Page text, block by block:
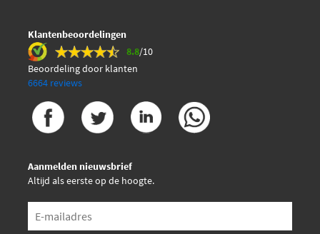
Klantenbeoordelingen
8.8/10
Beoordeling door klanten
6664 reviews
Aanmelden nieuwsbrief
Altijd als eerste op de hoogte.